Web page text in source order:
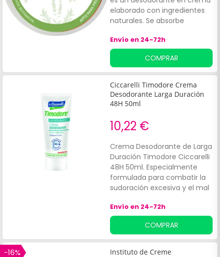
elaborado con ingredientes
naturales. Se absorbe
manchar la ropa. Apto para
pieles sensibles. Sin alcohol, ni
aluminio, sin agua.
Envío en 24-72h
COMPRAR
Ciccarelli Timodore Crema
Desodorante Larga Duración
48H 50ml
10,22 €
Crema Desodorante de Larga
Duración Timodore Ciccarelli
48H 50ml. Especialmente
formulada para combatir la
sudoración excesiva y el mal
como hiperhidrosis y
bromhidrosis plantar.
Envío en 24-72h
COMPRAR
-16%
Instituto de Creme